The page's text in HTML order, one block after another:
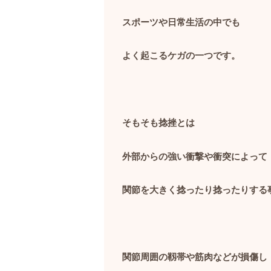
スポーツや日常生活の中でも
よく起こるケガの一つです。
そもそも捻挫とは
外部からの強い衝撃や衝突によって
関節を大きく捻ったり捻ったりする
関節周囲の靱帯や筋肉などが損傷し